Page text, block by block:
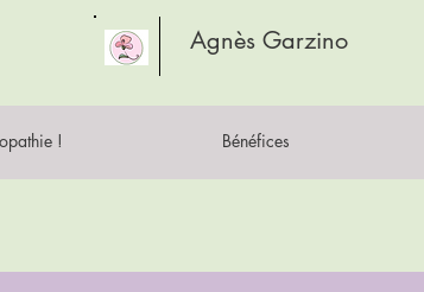
Agnès Garzino
! Bénéfices